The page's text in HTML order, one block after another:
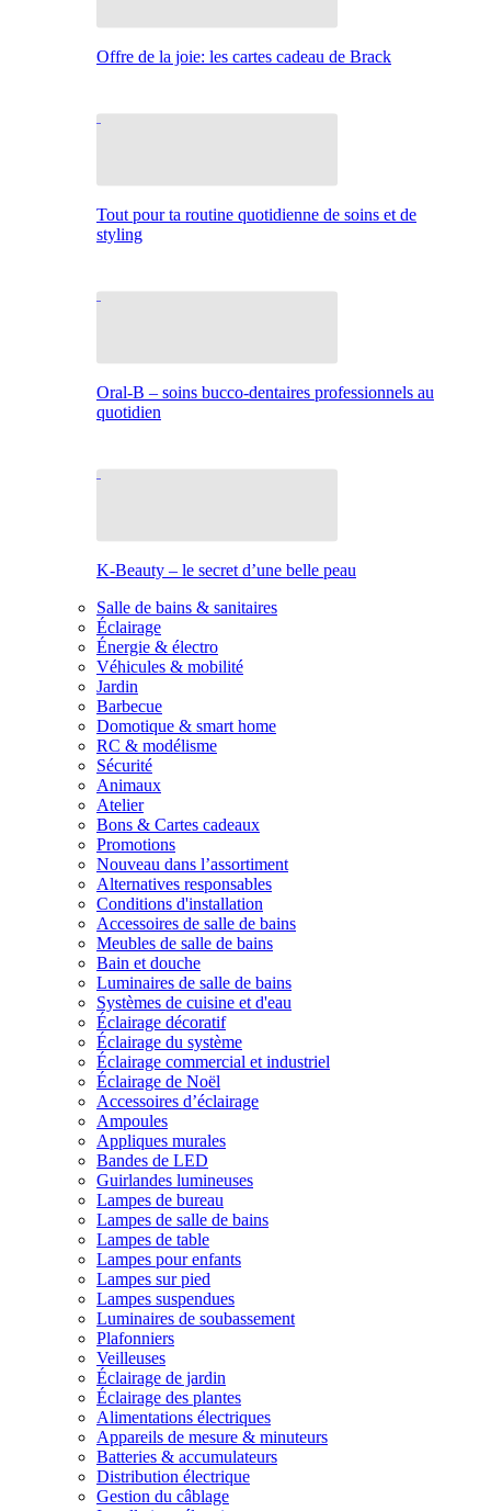
Offre de la joie: les cartes cadeau de Brack
Tout pour ta routine quotidienne de soins et de
styling
Oral-B – soins bucco-dentaires professionnels au
quotidien
K-Beauty – le secret d’une belle peau
Salle de bains & sanitaires
Éclairage
Énergie & électro
Véhicules & mobilité
Jardin
Barbecue
Domotique & smart home
RC & modélisme
Sécurité
Animaux
Atelier
Bons & Cartes cadeaux
Promotions
Nouveau dans l’assortiment
Alternatives responsables
Conditions d'installation
Accessoires de salle de bains
Meubles de salle de bains
Bain et douche
Luminaires de salle de bains
Systèmes de cuisine et d'eau
Éclairage décoratif
Éclairage du système
Éclairage commercial et industriel
Éclairage de Noël
Accessoires d’éclairage
Ampoules
Appliques murales
Bandes de LED
Guirlandes lumineuses
Lampes de bureau
Lampes de salle de bains
Lampes de table
Lampes pour enfants
Lampes sur pied
Lampes suspendues
Luminaires de soubassement
Plafonniers
Veilleuses
Éclairage de jardin
Éclairage des plantes
Alimentations électriques
Appareils de mesure & minuteurs
Batteries & accumulateurs
Distribution électrique
Gestion du câblage